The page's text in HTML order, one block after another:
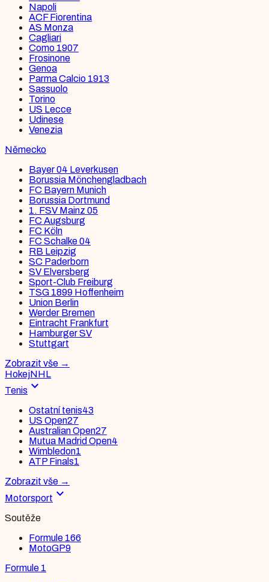
Napoli
ACF Fiorentina
AS Monza
Cagliari
Como 1907
Frosinone
Genoa
Parma Calcio 1913
Sassuolo
Torino
US Lecce
Udinese
Venezia
Německo
Bayer 04 Leverkusen
Borussia Mönchengladbach
FC Bayern Munich
Borussia Dortmund
1. FSV Mainz 05
FC Augsburg
FC Köln
FC Schalke 04
RB Leipzig
SC Paderborn
SV Elversberg
Sport-Club Freiburg
TSG 1899 Hoffenheim
Union Berlin
Werder Bremen
Eintracht Frankfurt
Hamburger SV
Stuttgart
Zobrazit vše →
HokejNHL
Tenis expand_more
Ostatní tenis43
US Open27
Australian Open27
Mutua Madrid Open4
Wimbledon1
ATP Finals1
Zobrazit vše →
Motorsport expand_more
Soutěže
Formule 166
MotoGP9
Formule 1